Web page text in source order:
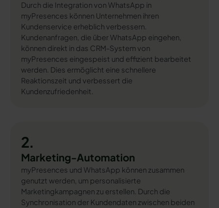
Durch die Integration von WhatsApp in
myPresences können Unternehmen ihren
Kundenservice erheblich verbessern.
Kundenanfragen, die über WhatsApp eingehen,
können direkt in das CRM-System von
myPresences eingespeist und effizient bearbeitet
werden. Dies ermöglicht eine schnellere
Reaktionszeit und verbessert die
Kundenzufriedenheit.
2.
Marketing-Automation
myPresences und WhatsApp können zusammen
genutzt werden, um personalisierte
Marketingkampagnen zu erstellen. Durch die
Synchronisation der Kundendaten zwischen beiden